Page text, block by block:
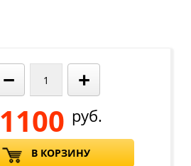
− +
1100 руб.
В КОРЗИНУ